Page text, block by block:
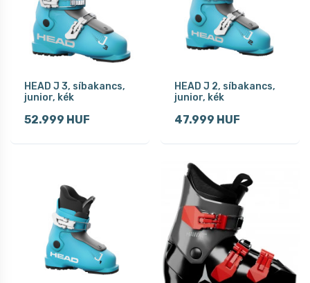
HEAD J 3, síbakancs,
junior, kék
52.999 HUF
HEAD J 2, síbakancs,
junior, kék
47.999 HUF